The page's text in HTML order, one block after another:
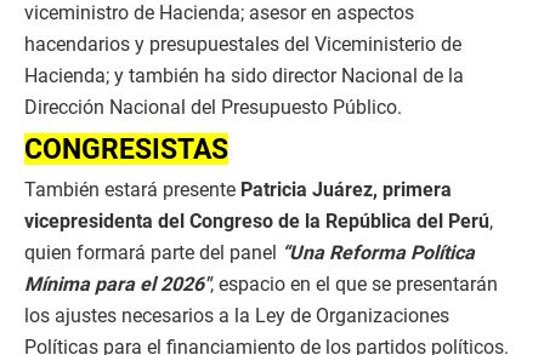
viceministro de Hacienda; asesor en aspectos
hacendarios y presupuestales del Viceministerio de
Hacienda; y también ha sido director Nacional de la
Dirección Nacional del Presupuesto Público.
CONGRESISTAS
También estará presente Patricia Juárez, primera
vicepresidenta del Congreso de la República del Perú,
quien formará parte del panel “Una Reforma Política
Mínima para el 2026″, espacio en el que se presentarán
los ajustes necesarios a la Ley de Organizaciones
Políticas para el financiamiento de los partidos políticos.